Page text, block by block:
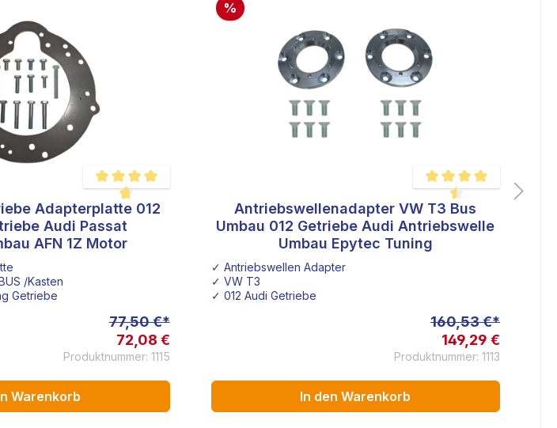
Durchschnittliche Bewertung von 4.7 von 5 Sternen
Adapterplatte 012
Audi Passat
AFN 1Z Motor
/Kasten
Getriebe
77,50 €*
72,08 €
Produktnummer: 1115
Warenkorb
%
Durchschnittliche
Antriebswellenadapter VW T3 Bus
Umbau 012 Getriebe Audi Antriebswelle
Umbau Epytec Tuning
✓ Antriebswellen Adapter
✓ VW T3
✓ 012 Audi Getriebe
160,53 €*
149,29 €
Produktnummer: 1113
In den Warenkorb